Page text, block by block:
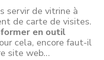
servir de vitrine à
de carte de visites.
en outil
cela, encore faut-il
site web…